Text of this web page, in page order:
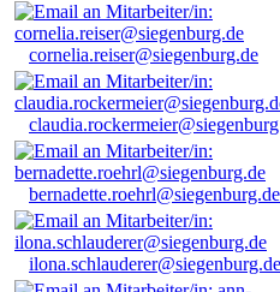
cornelia.reiser@siegenburg.de
bernadette.roehrl@siegenburg.de
ilona.schlauderer@siegenburg.de